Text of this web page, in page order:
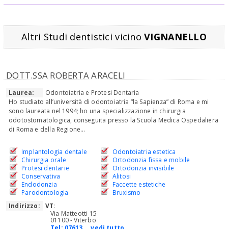
Altri Studi dentistici vicinoVIGNANELLO
DOTT.SSA ROBERTA ARACELI
Laurea:
Odontoiatria e Protesi Dentaria
Ho studiato all’università di odontoiatria “la Sapienza” di Roma e mi
sono laureata nel 1994; ho una specializzazione in chirurgia
odotostomatologica, conseguita presso la Scuola Medica Ospedaliera
di Roma e della Regione...
Implantologia dentale
Chirurgia orale
Protesi dentarie
Conservativa
Endodonzia
Parodontologia
Odontoiatria estetica
Ortodonzia fissa e mobile
Ortodonzia invisibile
Alitosi
Faccette estetiche
Bruxismo
Indirizzo:
VT:
Via Matteotti 15
01100 - Viterbo